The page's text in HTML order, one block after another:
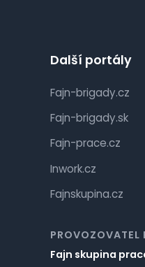
Další portály
Fajn-brigady.cz
Fajn-brigady.sk
Fajn-prace.cz
Inwork.cz
Fajnskupina.cz
PROVOZOVATEL
Fajn skupina